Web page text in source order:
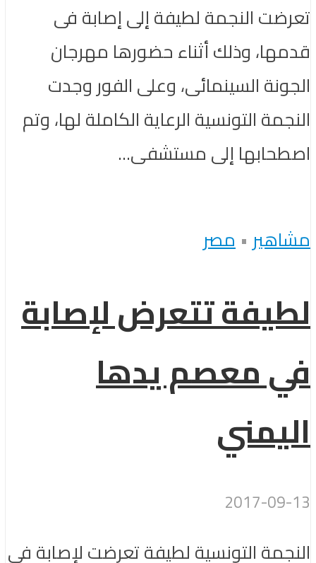
تعرضت النجمة لطيفة إلى إصابة فى
قدمها، وذلك أثناء حضورها مهرجان
الجونة السينمائى، وعلى الفور وجدت
النجمة التونسية الرعاية الكاملة لها، وتم
اصطحابها إلى مستشفى...
مشاهير•مصر
لطيفة تتعرض لإصابة
في معصم يدها
اليمني
2017-09-13
النجمة التونسية لطيفة تعرضت لإصابة في